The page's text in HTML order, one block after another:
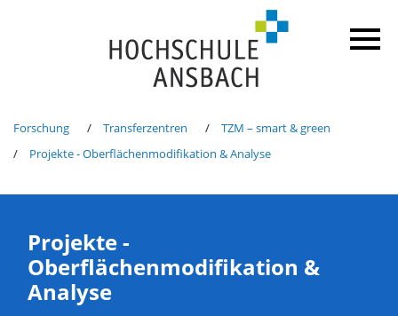
Forschung Transferzentren
TZM – smart & green
Projekte - Oberflächenmodifikation & Analyse
Projekte -
Oberflächenmodifikation &
Analyse